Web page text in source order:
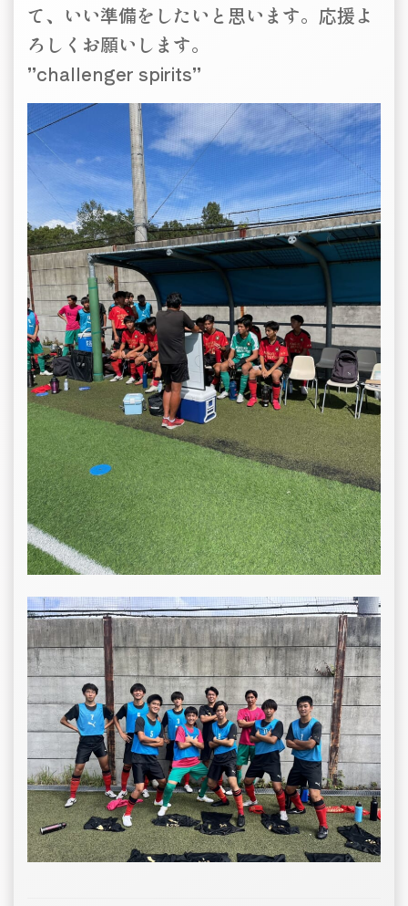
て、いい準備をしたいと思います。応援よ
ろしくお願いします。
”challenger spirits”